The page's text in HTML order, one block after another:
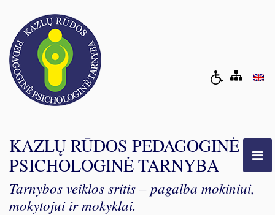
KAZLŲ RŪDOS PEDAGOGINĖ
PSICHOLOGINĖ TARNYBA
Tarnybos veiklos sritis – pagalba mokiniui,
mokytojui ir mokyklai.